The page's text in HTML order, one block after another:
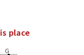
is place
G